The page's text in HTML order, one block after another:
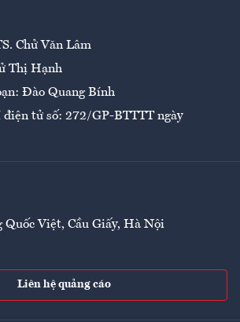
Chử Văn Lâm
Thị Hạnh
Đào Quang Bính
điện tử số: 272/GP-BTTTT ngày
Quốc Việt, Cầu Giấy, Hà Nội
Liên hệ quảng cáo